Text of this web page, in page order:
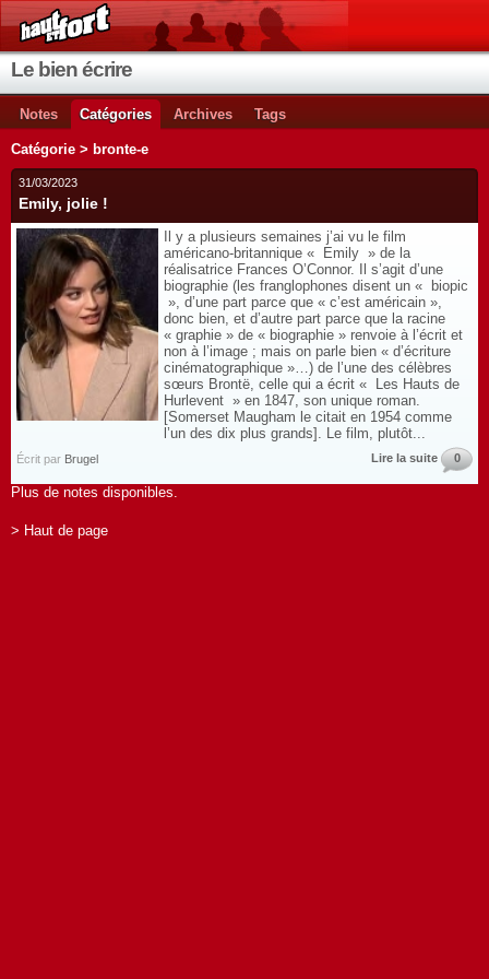
Le bien écrire
Notes Catégories Archives Tags
Catégorie > bronte-e
31/03/2023
Emily, jolie !
Il y a plusieurs semaines j’ai vu le film
américano-britannique « Emily » de la
réalisatrice Frances O’Connor. Il s’agit d’une
biographie (les franglophones disent un « biopic
», d’une part parce que « c’est américain »,
donc bien, et d’autre part parce que la racine
« graphie » de « biographie » renvoie à l’écrit et
non à l’image ; mais on parle bien « d’écriture
cinématographique »…) de l’une des célèbres
sœurs Brontë, celle qui a écrit « Les Hauts de
Hurlevent » en 1847, son unique roman.
[Somerset Maugham le citait en 1954 comme
l’un des dix plus grands]. Le film, plutôt...
Écrit par Brugel Lire la suite 0
Plus de notes disponibles.
> Haut de page